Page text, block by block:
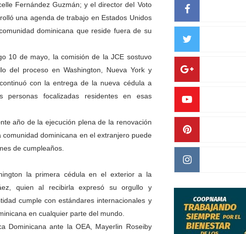
Fernández Guzmán; y el director del Voto
una agenda de trabajo en Estados Unidos
dominicana que reside fuera de su
10 de mayo, la comisión de la JCE sostuvo
del proceso en Washington, Nueva York y
con la entrega de la nueva cédula a
focalizadas residentes en esas
año de la ejecución plena de la renovación
dominicana en el extranjero puede
de cumpleaños.
la primera cédula en el exterior a la
quien al recibirla expresó su orgullo y
cumple con estándares internacionales y
en cualquier parte del mundo.
Dominicana ante la OEA, Mayerlin Roseiby